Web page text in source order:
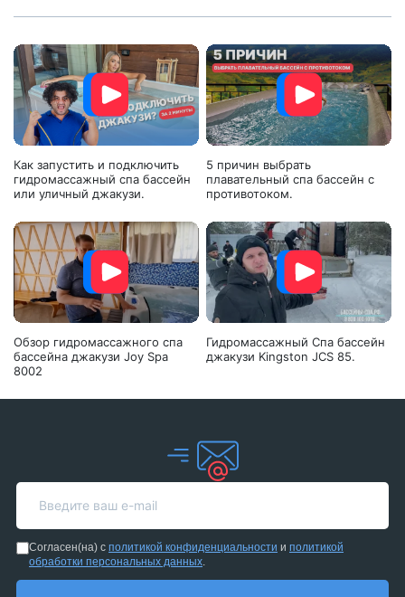
Как запустить и подключить
гидромассажный спа бассейн
или уличный джакузи.
5 причин выбрать
плавательный спа бассейн с
противотоком.
Обзор гидромассажного спа
бассейна джакузи Joy Spa
8002
Гидромассажный Спа бассейн
джакузи Kingston JCS 85.
Согласен(на) с политикой конфиденциальности и политикой
обработки персональных данных